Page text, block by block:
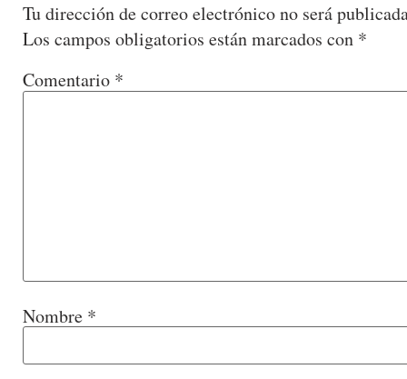
Tu dirección de correo electrónico no será
Los campos obligatorios están marcados con *
Comentario *
Nombre *